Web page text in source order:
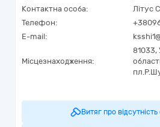
Контактна особа:
Літус
Телефон:
E-mail:
Місцезнаходження:
81033,
Витяг про відсутність